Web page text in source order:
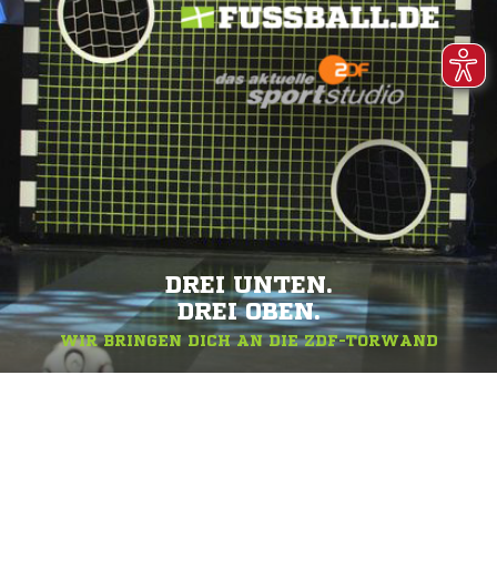
DREI UNTEN.
DREI OBEN.
WIR BRINGEN DICH AN DIE ZDF-TORWAND